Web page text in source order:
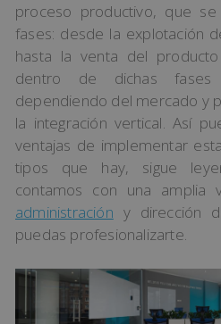
proceso productivo, que
fases: desde la explotación
hasta la venta del
dentro de dichas
dependiendo del mercado y
la integración vertical. Así
ventajas de implementar
tipos que hay, sigue
contamos con una amplia
administración y dirección
puedas profesionalizarte.